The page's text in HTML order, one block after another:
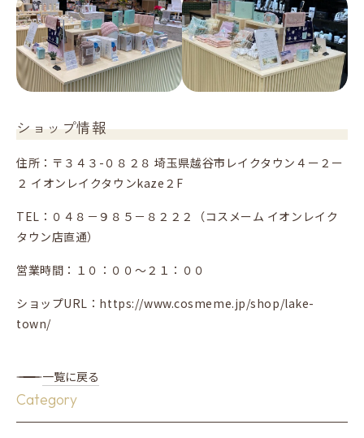
ショップ情報
住所：〒３４３-０８２８ 埼玉県越谷市レイクタウン４ー２ー
２ イオンレイクタウンkaze２F
TEL：０４８－９８５－８２２２（コスメーム イオンレイク
タウン店直通）
営業時間：１０：００～２１：００
ショップURL：https://www.cosmeme.jp/shop/lake-
town/
一覧に戻る
Category